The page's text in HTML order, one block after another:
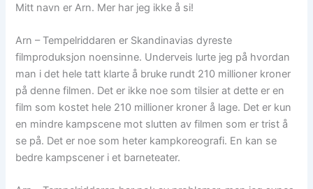
Mitt navn er Arn. Mer har jeg ikke å si!
Arn – Tempelriddaren er Skandinavias dyreste
filmproduksjon noensinne. Underveis lurte jeg på hvordan
man i det hele tatt klarte å bruke rundt 210 millioner kroner
på denne filmen. Det er ikke noe som tilsier at dette er en
film som kostet hele 210 millioner kroner å lage. Det er kun
en mindre kampscene mot slutten av filmen som er trist å
se på. Det er noe som heter kampkoreografi. En kan se
bedre kampscener i et barneteater.